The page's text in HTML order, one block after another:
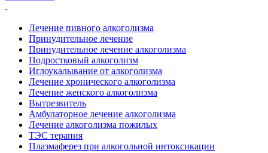
Лечение пивного алкоголизма
Принудительное лечение
Принудительное лечение алкоголизма
Подростковый алкоголизм
Иглоукалывание от алкоголизма
Лечение хронического алкоголизма
Лечение женского алкоголизма
Вытрезвитель
Амбулаторное лечение алкоголизма
Лечение алкоголизма пожилых
ТЭС терапия
Плазмаферез при алкогольной интоксикации